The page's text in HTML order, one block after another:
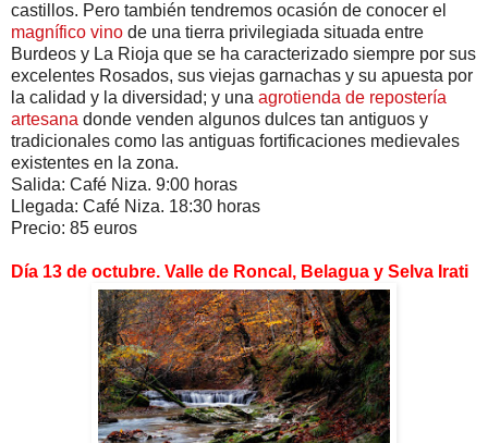
castillos. Pero también tendremos ocasión de conocer el
magnífico vino de una tierra privilegiada situada entre
Burdeos y La Rioja que se ha caracterizado siempre por sus
excelentes Rosados, sus viejas garnachas y su apuesta por
la calidad y la diversidad; y una agrotienda de repostería
artesana donde venden algunos dulces tan antiguos y
tradicionales como las antiguas fortificaciones medievales
existentes en la zona.
Salida: Café Niza. 9:00 horas
Llegada: Café Niza. 18:30 horas
Precio: 85 euros
Día 13 de octubre. Valle de Roncal, Belagua y Selva Irati